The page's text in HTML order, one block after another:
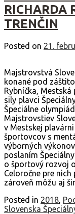
RICHARDA
TRENČIN
Posted on 21.
Majstrovstvá
konané pod
Rybníčka, Mestská
sily plavci
Špeciálne
Majstrovstiev
v Mestskej
športovcov s
výborných
poslaním
o športový rozvoj
Celoročne pre
zároveň môžu aj
Posted in 2018
Slovenska